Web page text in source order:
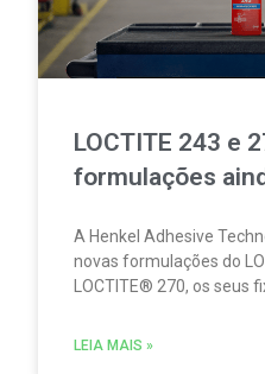
LOCTITE 243 e
formulações
A Henkel Adhesive
novas formulações do
LOCTITE® 270, os seus
permanente a tornilharia
LEIA MAIS »